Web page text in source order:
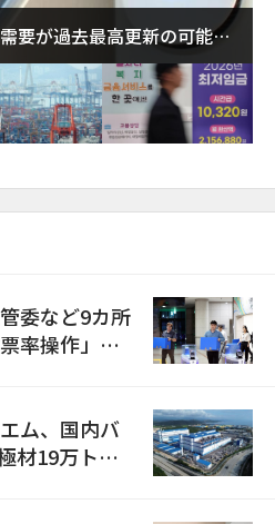
要が過去最高更新の可能性
委など9カ所
率操作」の
ム、国内バ
材19万トン